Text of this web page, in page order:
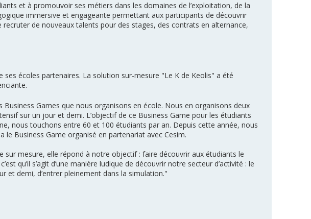
et à promouvoir ses métiers dans les domaines de l’exploitation, de la
immersive et engageante permettant aux participants de découvrir
de nouveaux talents pour des stages, des contrats en alternance,
écoles partenaires. La solution sur-mesure "Le K de Keolis" a été
Business Games que nous organisons en école. Nous en organisons deux
sur un jour et demi. L’objectif de ce Business Game pour les étudiants
nous touchons entre 60 et 100 étudiants par an. Depuis cette année, nous
Business Game organisé en partenariat avec Cesim.
mesure, elle répond à notre objectif : faire découvrir aux étudiants le
qu’il s’agit d’une manière ludique de découvrir notre secteur d’activité : le
et demi, d’entrer pleinement dans la simulation."